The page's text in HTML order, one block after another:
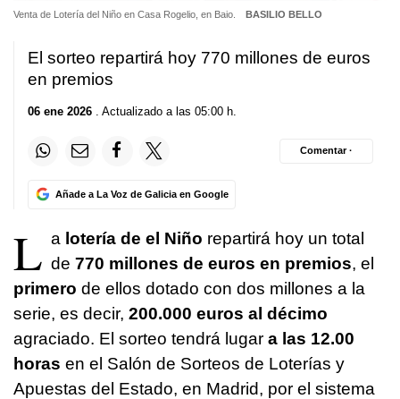
Venta de Lotería del Niño en Casa Rogelio, en Baio. BASILIO BELLO
El sorteo repartirá hoy 770 millones de euros
en premios
06 ene 2026 . Actualizado a las 05:00 h.
Añade a La Voz de Galicia en Google
Comentar ·
L a lotería de el Niño repartirá hoy un total
de 770 millones de euros en premios, el
primero de ellos dotado con dos millones a la
serie, es decir, 200.000 euros al décimo
agraciado. El sorteo tendrá lugar a las 12.00
horas en el Salón de Sorteos de Loterías y
Apuestas del Estado, en Madrid, por el sistema